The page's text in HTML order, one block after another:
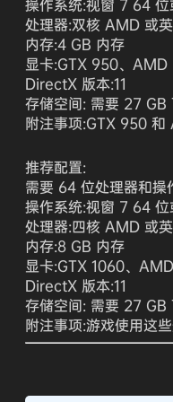
操作系统:视窗 7 64 位
处理器:双核 AMD 或
内存:4 GB 内存
显卡:GTX 950、
DirectX 版本:11
存储空间: 需要 27 GB
附注事项:GTX 950
推荐配置:
需要 64 位处理器和操
操作系统:视窗 7 64 位
处理器:四核 AMD 或
内存:8 GB 内存
显卡:GTX 1060、
DirectX 版本:11
存储空间: 需要 27 GB
附注事项:游戏使用这